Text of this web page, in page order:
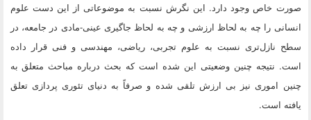
صورت خاص وجود دارد. این نگرش نسبت به موضوعاتی از این دست علوم
انسانی را چه به لحاظ ارزشی و چه به لحاظ جاگیری عینی-مادی در جامعه، در
سطح نازل‌تری نسبت به علوم تجربی، ریاضی، مهندسی و فنی قرار داده
است. نتیجه چنین وضعیتی این شده است که بحث درباره مباحث متعلق به
چنین اموری نیز بی ارزش تلقی شده و صرفاً به دنیای تئوری پردازی تعلق
یافته است.